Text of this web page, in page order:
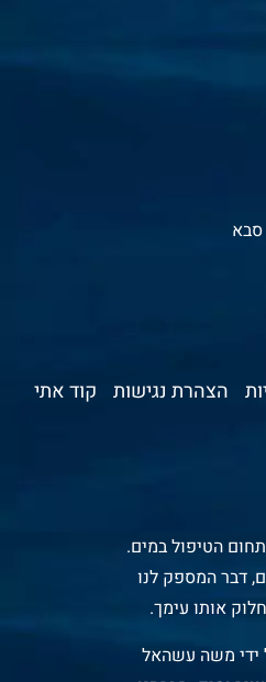
הצהרת נגישות קוד אתי
הטיפול במים.
אותו עימך.